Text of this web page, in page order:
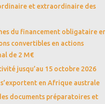
et extraordinaire des
du financement obligataire
convertibles en actions
de 2 M€
jusqu’au 15 octobre 2026
en Afrique australe
documents préparatoires et